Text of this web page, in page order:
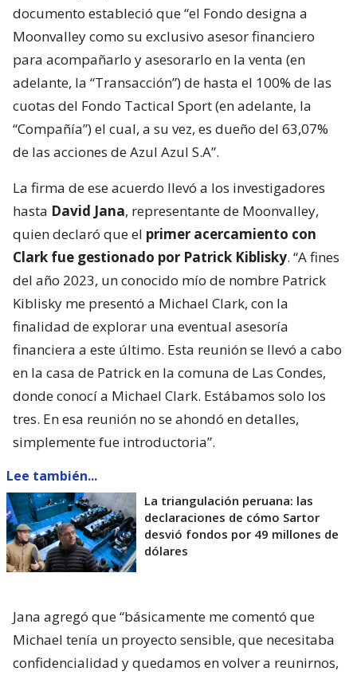
documento estableció que “el Fondo designa a
Moonvalley como su exclusivo asesor financiero
para acompañarlo y asesorarlo en la venta (en
adelante, la “Transacción”) de hasta el 100% de las
cuotas del Fondo Tactical Sport (en adelante, la
“Compañía”) el cual, a su vez, es dueño del 63,07%
de las acciones de Azul Azul S.A”.
La firma de ese acuerdo llevó a los investigadores
hasta David Jana, representante de Moonvalley,
quien declaró que el primer acercamiento con
Clark fue gestionado por Patrick Kiblisky. “A fines
del año 2023, un conocido mío de nombre Patrick
Kiblisky me presentó a Michael Clark, con la
finalidad de explorar una eventual asesoría
financiera a este último. Esta reunión se llevó a cabo
en la casa de Patrick en la comuna de Las Condes,
donde conocí a Michael Clark. Estábamos solo los
tres. En esa reunión no se ahondó en detalles,
simplemente fue introductoria”.
Lee también...
La triangulación peruana: las
declaraciones de cómo Sartor
desvió fondos por 49 millones de
dólares
Jana agregó que “básicamente me comentó que
Michael tenía un proyecto sensible, que necesitaba
confidencialidad y quedamos en volver a reunirnos,